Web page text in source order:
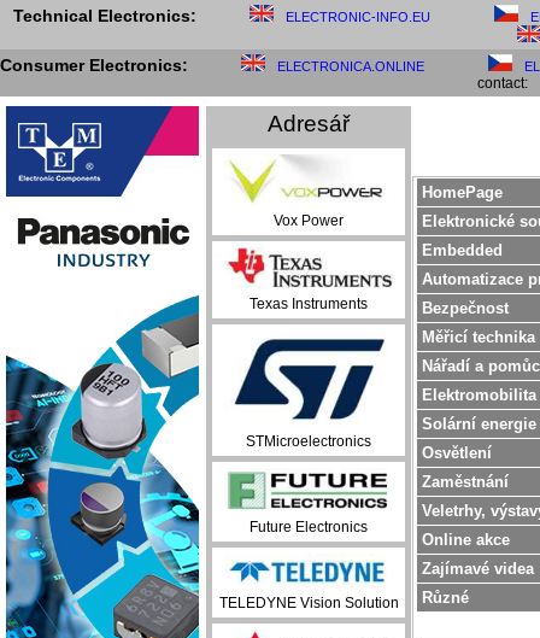
Technical Electronics: ELECTRONIC-INFO.EU
Consumer Electronics: ELECTRONICA.ONLINE
contact:
Adresář
Vox Power
Texas Instruments
STMicroelectronics
Future Electronics
TELEDYNE Vision Solution
HomePage
Elektronické
Embedded
Automatizace
Bezpečnost
Měřicí technika
Nářadí a
Elektromobilita
Solární energie
Osvětlení
Zaměstnání
Veletrhy,
Online akce
Zajímavé videa
Různé